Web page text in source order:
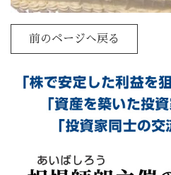
前のページへ戻る